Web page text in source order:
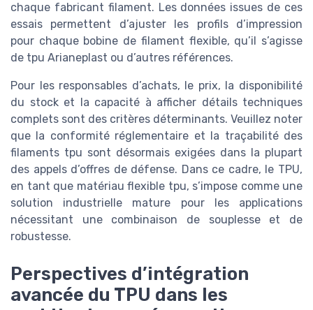
chaque fabricant filament. Les données issues de ces
essais permettent d’ajuster les profils d’impression
pour chaque bobine de filament flexible, qu’il s’agisse
de tpu Arianeplast ou d’autres références.
Pour les responsables d’achats, le prix, la disponibilité
du stock et la capacité à afficher détails techniques
complets sont des critères déterminants. Veuillez noter
que la conformité réglementaire et la traçabilité des
filaments tpu sont désormais exigées dans la plupart
des appels d’offres de défense. Dans ce cadre, le TPU,
en tant que matériau flexible tpu, s’impose comme une
solution industrielle mature pour les applications
nécessitant une combinaison de souplesse et de
robustesse.
Perspectives d’intégration
avancée du TPU dans les